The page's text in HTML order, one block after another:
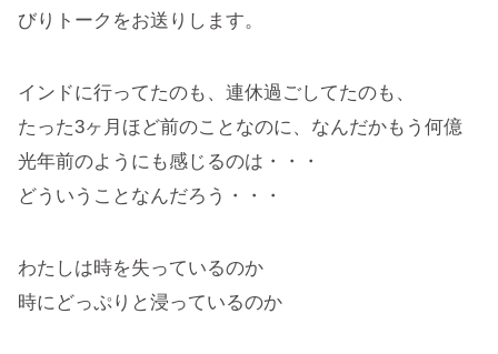
びりトークをお送りします。
インドに行ってたのも、連休過ごしてたのも、
たった3ヶ月ほど前のことなのに、なんだかもう何億
光年前のようにも感じるのは・・・
どういうことなんだろう・・・
わたしは時を失っているのか
時にどっぷりと浸っているのか